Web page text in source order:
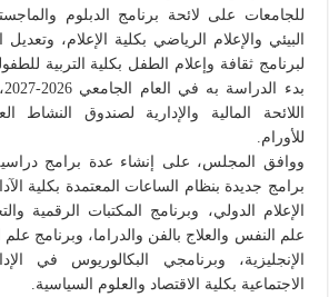
للجامعات على لائحة برنامج الدبلوم
البيئي والإعلام الرياضي بكلية الإعلام، وتعديل
لبرنامج ثقافة وإعلام الطفل بكلية التربية
بدء
اللائحة المالية والإدارية لصندوق النشاط
للأورام.
ووافق المجلس، على إنشاء عدة برامج
برامج جديدة بنظام الساعات المعتمدة بكلية
الإعلام الدولي، وبرنامج المكتبات الرقمية
علم النفس والعلاج بالفن والدراما، وبرنامج علم
الإنجليزية، وبرنامجي البكالوريوس في
الاجتماعية بكلية الاقتصاد والعلوم السياسية.